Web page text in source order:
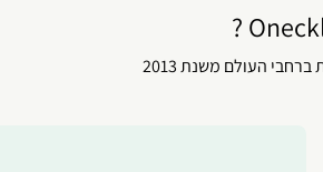
העולם משנת 2013